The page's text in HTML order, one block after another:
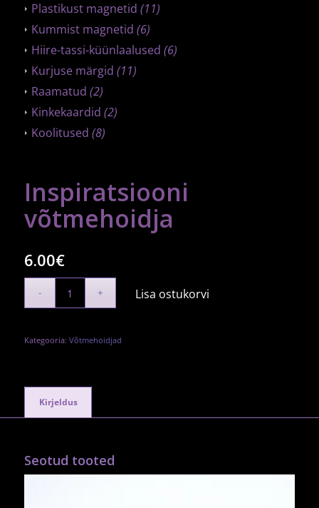
Plastikust magnetid (11)
Kummist magnetid (6)
Hiire-tassi-küünlaalused (6)
Kurjuse märgid (11)
Raamatud (2)
Kinkekaardid (2)
Koolitused (8)
Inspiratsiooni
võtmehoidja
6.00€
Lisa ostukorvi
Kategooria: Võtmehoidjad
Kirjeldus
Seotud tooted